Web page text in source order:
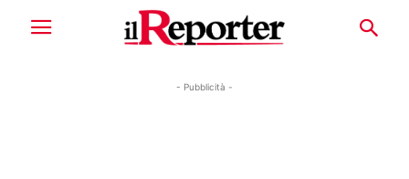
- Pubblicità -